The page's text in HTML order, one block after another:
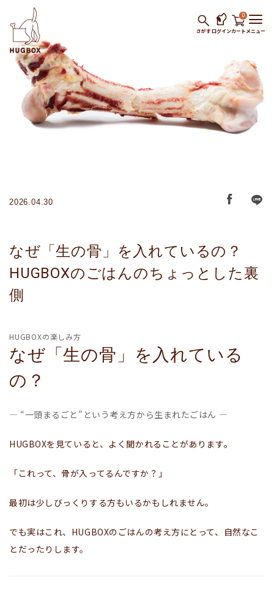
さがすログインカート
0
メニュー
2026.04.30
なぜ「生の骨」を入れているの？
HUGBOXのごはんのちょっとした裏
側
HUGBOXの楽しみ方
なぜ「生の骨」を入れている
の？
― “一頭まるごと”という考え方から生まれたごはん ―
HUGBOXを見ていると、よく聞かれることがあります。
「これって、骨が入ってるんですか？」
最初は少しびっくりする方もいるかもしれません。
でも実はこれ、HUGBOXのごはんの考え方にとって、自然なこ
とだったりします。